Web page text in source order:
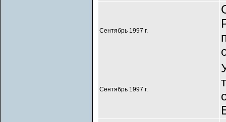
Сентябрь 1997 г.
Сентябрь 1997 г.